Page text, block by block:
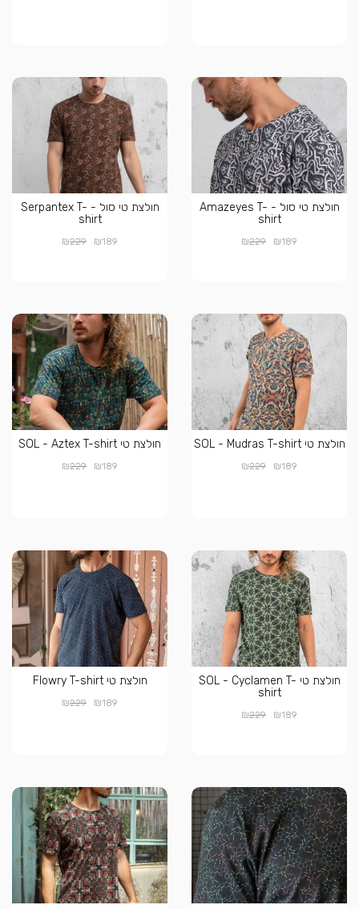
חולצת טי סול - Amazeyes T-
shirt
₪189
₪229
חולצת טי סול - Serpantex T-
shirt
₪189
₪229
חולצת טי SOL - Mudras T-shirt
₪189
₪229
חולצת טי SOL - Aztex T-shirt
₪189
₪229
חולצת טי SOL - Cyclamen T-
shirt
₪189
₪229
חולצת טי Flowry T-shirt
₪189
₪229